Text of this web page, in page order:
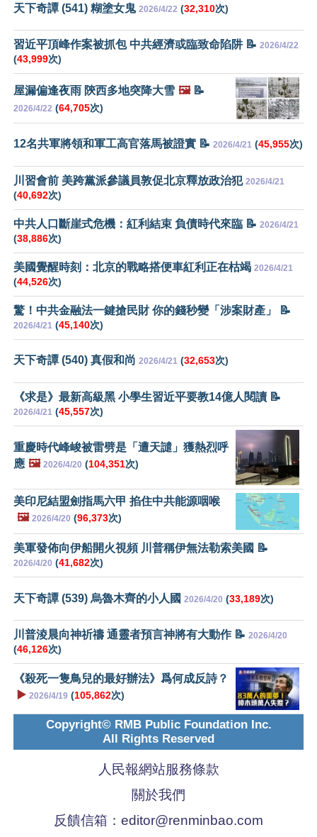
天下奇譚 (541) 糊塗女鬼 2026/4/22 (32,310次)
習近平頂峰作案被抓包 中共經濟或臨致命陷阱 📝 2026/4/22
(43,999次)
屋漏偏逢夜雨 陝西多地突降大雪 🖼️📝
2026/4/22 (64,705次)
12名共軍將領和軍工高官落馬被證實 📝 2026/4/21 (45,955次)
川習會前 美跨黨派參議員敦促北京釋放政治犯 2026/4/21
(40,692次)
中共人口斷崖式危機：紅利結束 負債時代來臨 📝 2026/4/21
(38,886次)
美國覺醒時刻：北京的戰略搭便車紅利正在枯竭 2026/4/21
(44,526次)
驚！中共金融法一鍵搶民財 你的錢秒變「涉案財產」 📝
2026/4/21 (45,140次)
天下奇譚 (540) 真假和尚 2026/4/21 (32,653次)
《求是》最新高級黑 小學生習近平要教14億人閱讀 📝
2026/4/21 (45,557次)
重慶時代峰峻被雷劈是「遭天譴」獲熱烈呼
應 🖼️ 2026/4/20 (104,351次)
美印尼結盟劍指馬六甲 掐住中共能源咽喉
🖼️ 2026/4/20 (96,373次)
美軍發佈向伊船開火視頻 川普稱伊無法勒索美國 📝
2026/4/20 (41,682次)
天下奇譚 (539) 烏魯木齊的小人國 2026/4/20 (33,189次)
川普淩晨向神祈禱 通靈者預言神將有大動作 📝 2026/4/20
(46,126次)
《殺死一隻鳥兒的最好辦法》爲何成反詩？
▶️ 2026/4/19 (105,862次)
Copyright© RMB Public Foundation Inc.
All Rights Reserved
人民報網站服務條款
關於我們
反饋信箱： editor@renminbao.com